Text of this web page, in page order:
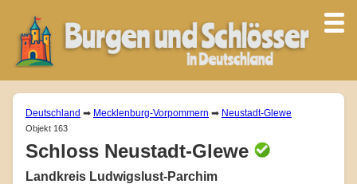
Deutschland ➡ Mecklenburg-Vorpommern ➡ Neustadt-Glewe
Objekt 163
Schloss Neustadt-Glewe
Landkreis Ludwigslust-Parchim